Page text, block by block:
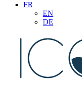
FR
EN
DE